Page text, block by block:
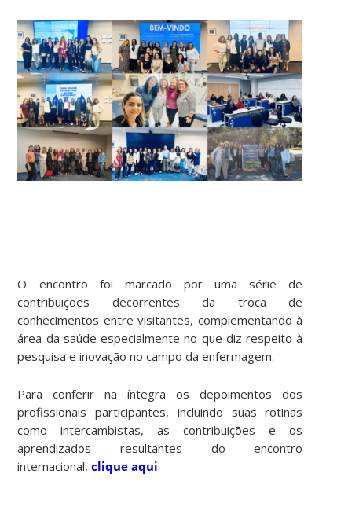
O encontro foi marcado por uma série de
contribuições decorrentes da troca de
conhecimentos entre visitantes, complementando à
área da saúde especialmente no que diz respeito à
pesquisa e inovação no campo da enfermagem.
Para conferir na íntegra os depoimentos dos
profissionais participantes, incluindo suas rotinas
como intercambistas, as contribuições e os
aprendizados resultantes do encontro
internacional,clique aqui.